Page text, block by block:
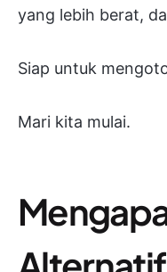
yang lebih berat,
Siap untuk
Mari kita mulai.